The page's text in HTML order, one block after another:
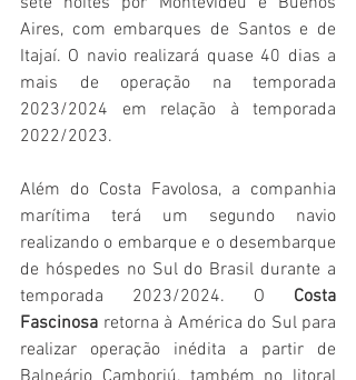
Aires, com embarques de Santos e de
Itajaí. O navio realizará quase 40 dias a
mais de operação na temporada
2023/2024 em relação à temporada
2022/2023.
Além do Costa Favolosa, a companhia
marítima terá um segundo navio
realizando o embarque e o desembarque
de hóspedes no Sul do Brasil durante a
temporada 2023/2024. O Costa
Fascinosa retorna à América do Sul para
realizar operação inédita a partir de